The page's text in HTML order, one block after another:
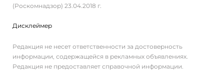
(Роскомнадзор) 23.04.2018 г.
Дисклеймер
Редакция не несет ответственности за достоверность
информации, содержащейся в рекламных объявлениях.
Редакция не предоставляет справочной информации.